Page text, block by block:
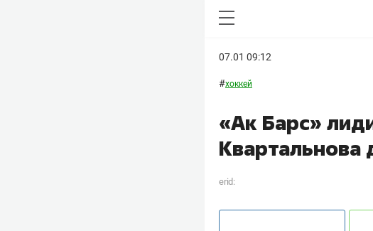
07.01 09:12
#хоккей
«Ак Барс»
erid: